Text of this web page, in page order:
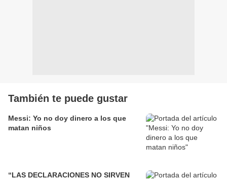
También te puede gustar
Messi: Yo no doy dinero a los que
matan niños
“LAS DECLARACIONES NO SIRVEN